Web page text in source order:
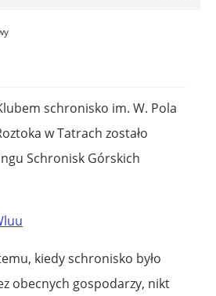
schronisko im. W. Pola
w Tatrach zostało
Schronisk Górskich
kiedy schronisko było
obecnych gospodarzy, nikt